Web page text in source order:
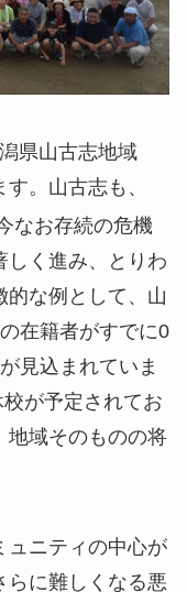
県山古志地域
。山古志も、
なお存続の危機
しく進み、とりわ
的な例として、山
在籍者がすでに0
見込まれていま
が予定されてお
地域そのものの将
ュニティの中心が
らに難しくなる悪